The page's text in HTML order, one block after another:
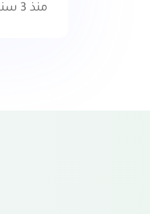
their
منذ 3 سنين